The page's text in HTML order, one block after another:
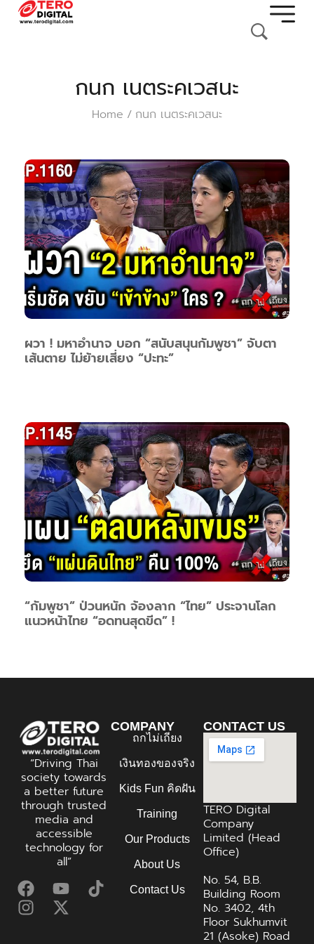
กนก เนตระคเวสนะ
Home / กนก เนตระคเวสนะ
ผวา ! มหาอำนาจ บอก “สนับสนุนกัมพูชา” จับตา
เส้นตาย ไม่ย้ายเสี่ยง “ปะทะ”
“กัมพูชา” ป่วนหนัก จ้องลาก “ไทย” ประจานโลก
แนวหน้าไทย “อดทนสุดขีด” !
“Driving Thai
society towards
a better future
through trusted
media and
accessible
technology for
all”
COMPANY
ถกไม่เถียง
เงินทองของจริง
Kids Fun คิดฝัน
Training
Our Products
About Us
Contact Us
CONTACT US
TERO Digital
Company
Limited (Head
Office)
No. 54, B.B.
Building Room
No. 3402, 4th
Floor Sukhumvit
21 (Asoke) Road